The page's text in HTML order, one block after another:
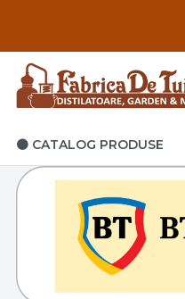
🟤 CATALOG PRODUSE